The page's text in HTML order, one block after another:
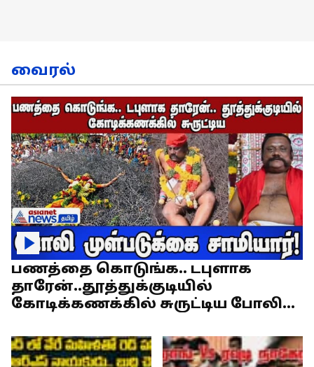
வைரல்
பணத்தை கொடுங்க.. டபுளாக
தாரேன்..தூத்துக்குடியில்
கோடிக்கணக்கில் சுருட்டிய போலி